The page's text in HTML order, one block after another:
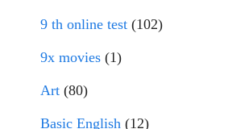
9 th online test (102)
9x movies (1)
Art (80)
Basic English (12)